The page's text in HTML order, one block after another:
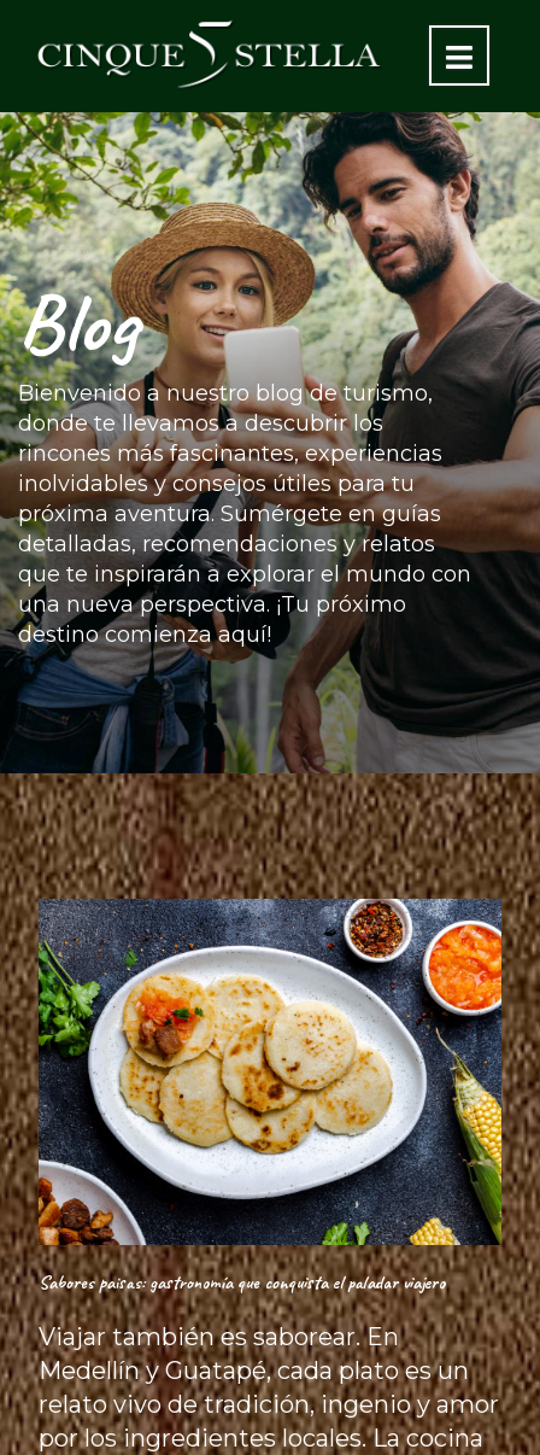
Blog
Bienvenido a nuestro blog de turismo,
donde te llevamos a descubrir los
rincones más fascinantes, experiencias
inolvidables y consejos útiles para tu
próxima aventura. Sumérgete en guías
detalladas, recomendaciones y relatos
que te inspirarán a explorar el mundo con
una nueva perspectiva. ¡Tu próximo
destino comienza aquí!
Sabores paisas: gastronomía que conquista el paladar viajero
Viajar también es saborear. En
Medellín y Guatapé, cada plato es un
relato vivo de tradición, ingenio y amor
por los ingredientes locales. La cocina